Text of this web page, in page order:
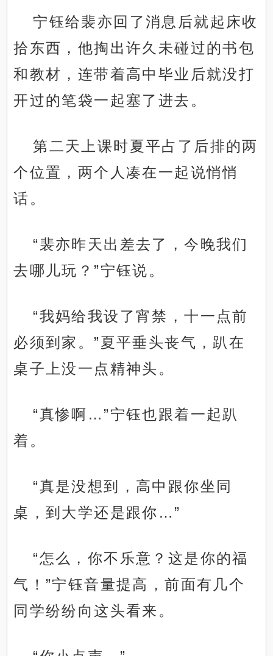
宁钰给裴亦回了消息后就起床收
拾东西，他掏出许久未碰过的书包
和教材，连带着高中毕业后就没打
开过的笔袋一起塞了进去。
第二天上课时夏平占了后排的两
个位置，两个人凑在一起说悄悄
话。
“裴亦昨天出差去了，今晚我们
去哪儿玩？”宁钰说。
“我妈给我设了宵禁，十一点前
必须到家。”夏平垂头丧气，趴在
桌子上没一点精神头。
“真惨啊…”宁钰也跟着一起趴
着。
“真是没想到，高中跟你坐同
桌，到大学还是跟你…”
“怎么，你不乐意？这是你的福
气！”宁钰音量提高，前面有几个
同学纷纷向这头看来。